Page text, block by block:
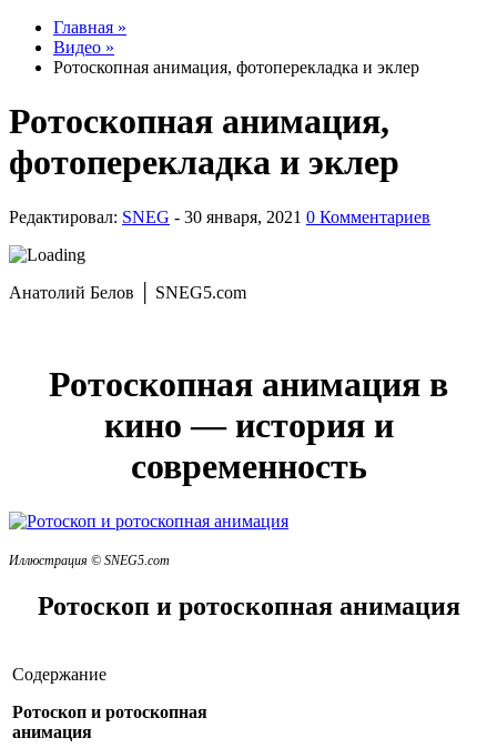
Главная »
Видео »
Ротоскопная анимация, фотоперекладка и эклер
Ротоскопная анимация,
фотоперекладка и эклер
Редактировал: SNEG - 0 Комментариев
Анатолий Белов │ SNEG5.com
Ротоскопная анимация в
кино — история и
современность
Иллюстрация © SNEG5.com
Ротоскоп и ротоскопная анимация
Содержание
Ротоскоп и ротоскопная
анимация